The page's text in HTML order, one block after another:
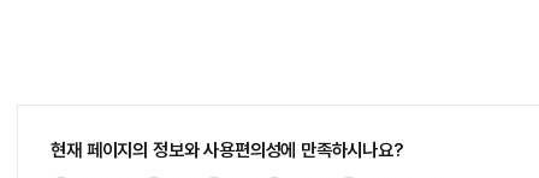
현재 페이지의 정보와 사용편의성에 만족하시나요?